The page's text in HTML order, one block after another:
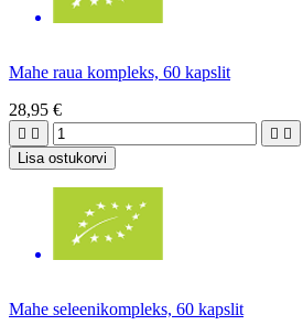
Mahe raua kompleks, 60 kapslit
28,95 €
   
Lisa ostukorvi
Mahe seleenikompleks, 60 kapslit